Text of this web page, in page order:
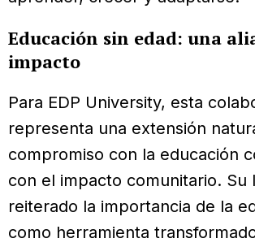
Educación sin edad: una
impacto
Para EDP University, esta
representa una extensión
compromiso con la educación
con el impacto comunitario. Su
reiterado la importancia de la
como herramienta